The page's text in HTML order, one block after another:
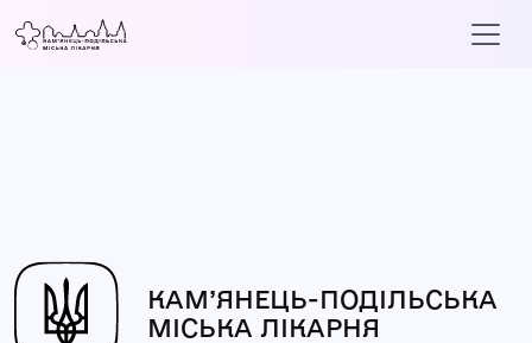
КАМ’ЯНЕЦЬ-ПОДІЛЬСЬКА
МІСЬКА ЛІКАРНЯ